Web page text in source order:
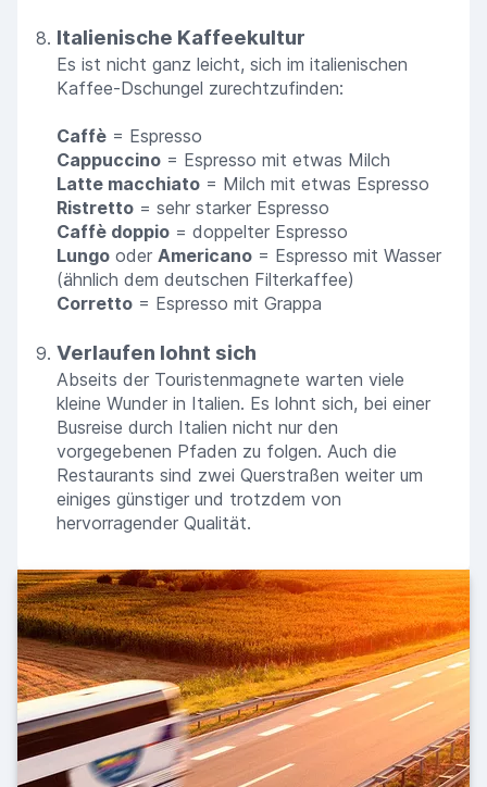
Italienische Kaffeekultur
Es ist nicht ganz leicht, sich im italienischen
Kaffee-Dschungel zurechtzufinden:
Caffè = Espresso
Cappuccino = Espresso mit etwas Milch
Latte macchiato = Milch mit etwas Espresso
Ristretto = sehr starker Espresso
Caffè doppio = doppelter Espresso
Lungo oder Americano = Espresso mit Wasser
(ähnlich dem deutschen Filterkaffee)
Corretto = Espresso mit Grappa
Verlaufen lohnt sich
Abseits der Touristenmagnete warten viele
kleine Wunder in Italien. Es lohnt sich, bei einer
Busreise durch Italien nicht nur den
vorgegebenen Pfaden zu folgen. Auch die
Restaurants sind zwei Querstraßen weiter um
einiges günstiger und trotzdem von
hervorragender Qualität.